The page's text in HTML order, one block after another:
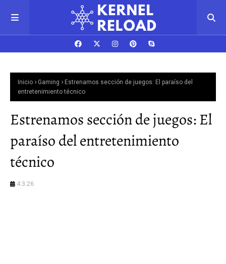
Inicio Gaming
Estrenamos sección de juegos: El paraíso del
entretenimiento técnico
Estrenamos sección de juegos: El
paraíso del entretenimiento
técnico
4.3.26